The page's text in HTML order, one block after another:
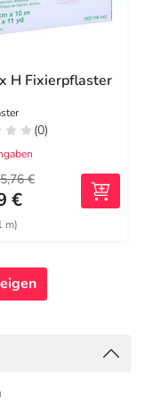
H Fixierpflaster
(0)
€
€
m)